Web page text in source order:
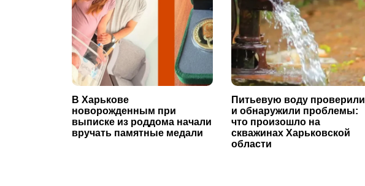
В Харькове
новорожденным при
выписке из роддома начали
вручать памятные медали
Питьевую воду проверили
и обнаружили проблемы:
что произошло на
скважинах Харьковской
области